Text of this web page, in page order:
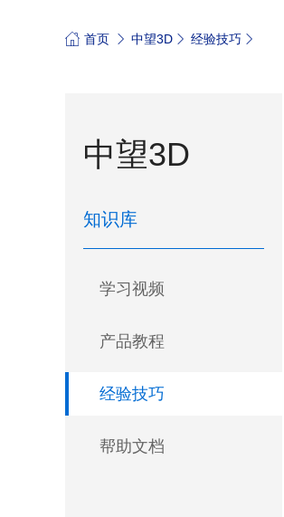
首页 中望3D 经验技巧
中望3D
知识库
学习视频
产品教程
经验技巧
帮助文档